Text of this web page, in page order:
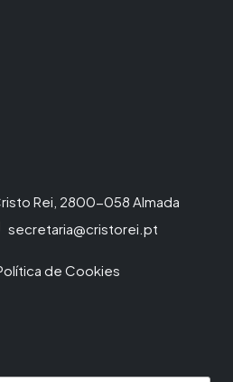
Rei, 2800-058 Almada
secretaria@cristorei.pt
de Cookies